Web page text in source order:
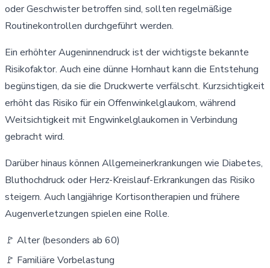
oder Geschwister betroffen sind, sollten regelmäßige
Routinekontrollen durchgeführt werden.
Ein erhöhter Augeninnendruck ist der wichtigste bekannte
Risikofaktor. Auch eine dünne Hornhaut kann die Entstehung
begünstigen, da sie die Druckwerte verfälscht. Kurzsichtigkeit
erhöht das Risiko für ein Offenwinkelglaukom, während
Weitsichtigkeit mit Engwinkelglaukomen in Verbindung
gebracht wird.
Darüber hinaus können Allgemeinerkrankungen wie Diabetes,
Bluthochdruck oder Herz-Kreislauf-Erkrankungen das Risiko
steigern. Auch langjährige Kortisontherapien und frühere
Augenverletzungen spielen eine Rolle.
🚩 Alter (besonders ab 60)
🚩 Familiäre Vorbelastung